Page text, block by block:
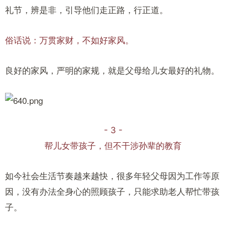
礼节，辨是非，引导他们走正路，行正道。
俗话说：万贯家财，不如好家风。
良好的家风，严明的家规，就是父母给儿女最好的礼物。
- 3 -
帮儿女带孩子，但不干涉孙辈的教育
如今社会生活节奏越来越快，很多年轻父母因为工作等原
因，没有办法全身心的照顾孩子，只能求助老人帮忙带孩
子。